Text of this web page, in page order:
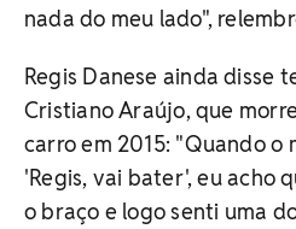
nada do meu lado",
Regis Danese ainda disse
Cristiano Araújo, que
carro em 2015: "Quando o
'Regis, vai bater', eu acho
o braço e logo senti uma